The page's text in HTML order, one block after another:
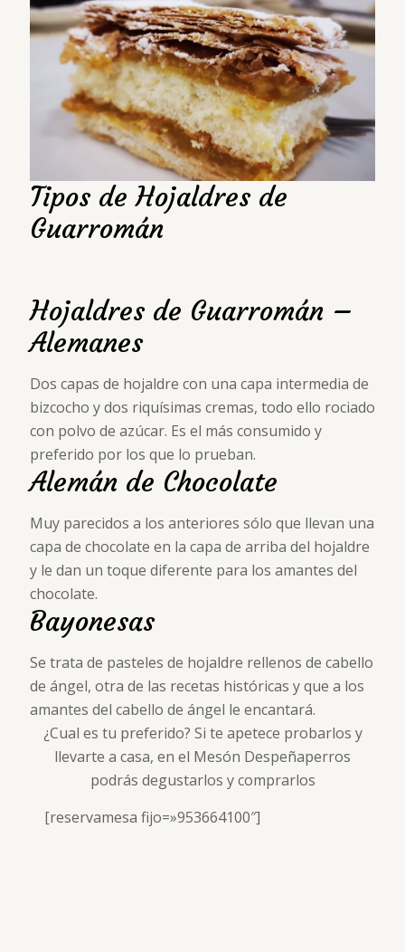
Tipos de Hojaldres de
Guarromán
Hojaldres de Guarromán –
Alemanes
Dos capas de hojaldre con una capa intermedia de
bizcocho y dos riquísimas cremas, todo ello rociado
con polvo de azúcar. Es el más consumido y
preferido por los que lo prueban.
Alemán de Chocolate
Muy parecidos a los anteriores sólo que llevan una
capa de chocolate en la capa de arriba del hojaldre
y le dan un toque diferente para los amantes del
chocolate.
Bayonesas
Se trata de pasteles de hojaldre rellenos de cabello
de ángel, otra de las recetas históricas y que a los
amantes del cabello de ángel le encantará.
¿Cual es tu preferido? Si te apetece probarlos y
llevarte a casa, en el Mesón Despeñaperros
podrás degustarlos y comprarlos
[reservamesa fijo=»953664100″]